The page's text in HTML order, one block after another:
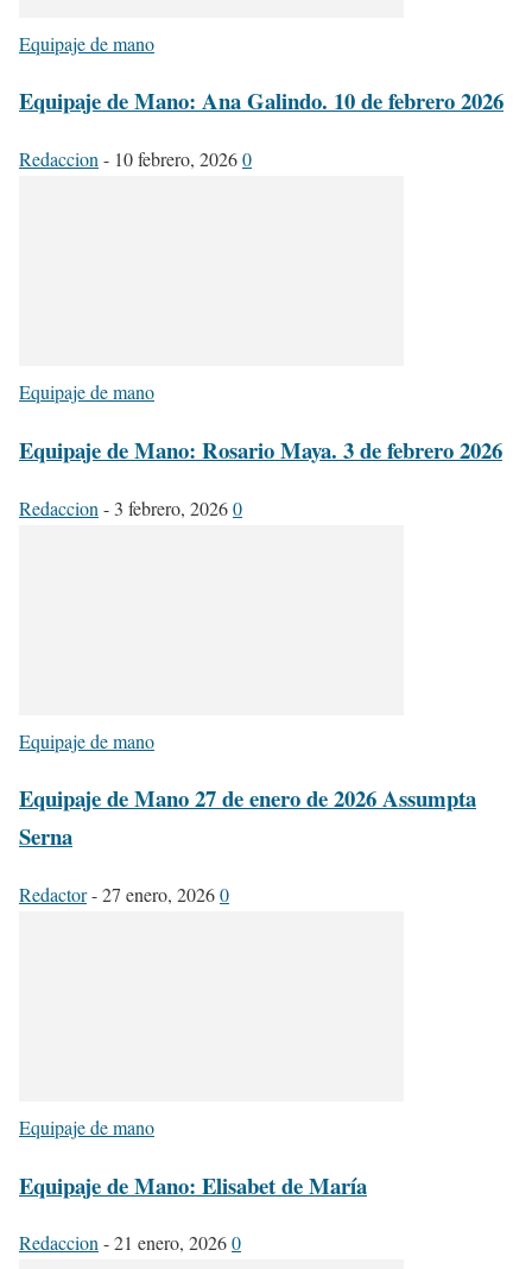
Equipaje de mano
Equipaje de Mano: Ana Galindo. 10 de febrero 2026
Redaccion - 10 febrero, 20260
Equipaje de mano
Equipaje de Mano: Rosario Maya. 3 de febrero 2026
Redaccion - 3 febrero, 20260
Equipaje de mano
Equipaje de Mano 27 de enero de 2026 Assumpta
Serna
Redactor-27 enero, 20260
Equipaje de mano
Equipaje de Mano: Elisabet de María
Redaccion-21 enero, 20260